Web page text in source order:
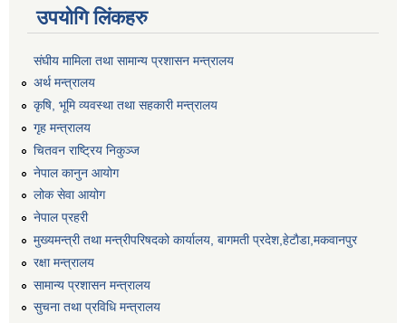
उपयोगि लिंकहरु
संघीय मामिला तथा सामान्य प्रशासन मन्त्रालय
अर्थ मन्त्रालय
कृषि, भूमि व्यवस्था तथा सहकारी मन्त्रालय
गृह मन्त्रालय
चितवन राष्ट्रिय निकुञ्ज
नेपाल कानुन आयोग
लोक सेवा आयोग
नेपाल प्रहरी
मुख्यमन्त्री तथा मन्त्रीपरिषदको कार्यालय, बागमती प्रदेश,हेटाैडा,मकवानपुर
रक्षा मन्त्रालय
सामान्य प्रशासन मन्त्रालय
सुचना तथा प्रविधि मन्त्रालय